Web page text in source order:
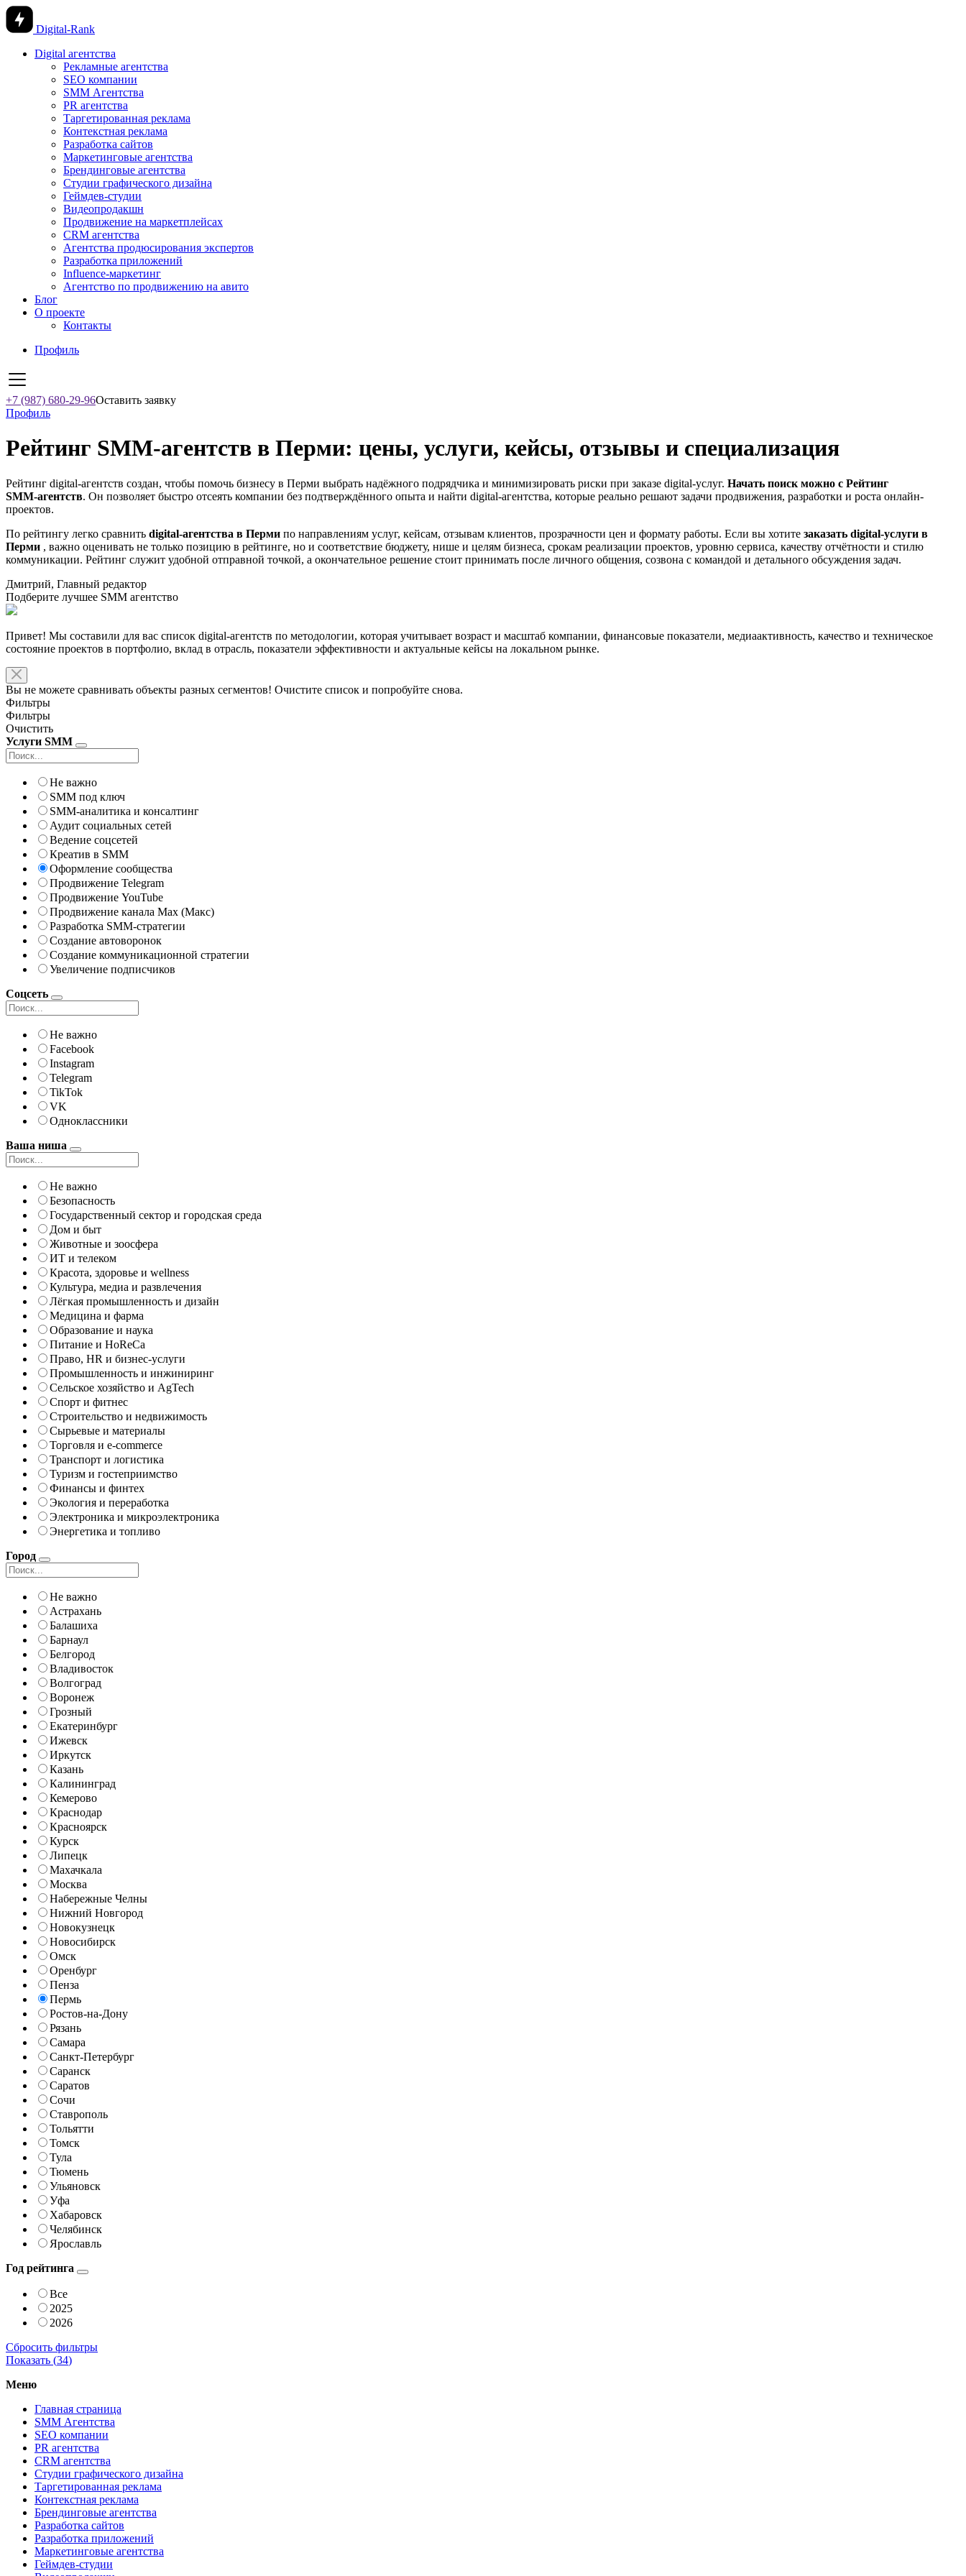
Digital-Rank
Digital агентства
Рекламные агентства
SEO компании
SMM Агентства
PR агентства
Таргетированная реклама
Контекстная реклама
Разработка сайтов
Маркетинговые агентства
Брендинговые агентства
Студии графического дизайна
Геймдев-студии
Видеопродакшн
Продвижение на маркетплейсах
CRM агентства
Агентства продюсирования экспертов
Разработка приложений
Influence-маркетинг
Агентство по продвижению на авито
Блог
О проекте
Контакты
Профиль
+7 (987) 680-29-96Оставить заявку
Профиль
Рейтинг SMM‑агентств в Перми: цены, услуги, кейсы, отзывы и специализация
Рейтинг digital-агентств создан, чтобы помочь бизнесу в Перми выбрать надёжного подрядчика и минимизировать риски при заказе digital-услуг. Начать поиск можно с Рейтинг
SMM‑агентств. Он позволяет быстро отсеять компании без подтверждённого опыта и найти digital-агентства, которые реально решают задачи продвижения, разработки и роста онлайн-
проектов.
По рейтингу легко сравнить digital-агентства в Перми по направлениям услуг, кейсам, отзывам клиентов, прозрачности цен и формату работы. Если вы хотите заказать digital-услуги в
Перми , важно оценивать не только позицию в рейтинге, но и соответствие бюджету, нише и целям бизнеса, срокам реализации проектов, уровню сервиса, качеству отчётности и стилю
коммуникации. Рейтинг служит удобной отправной точкой, а окончательное решение стоит принимать после личного общения, созвона с командой и детального обсуждения задач.
Дмитрий, Главный редактор
Подберите лучшее SMM агентство
Привет! Мы составили для вас список digital-агентств по методологии, которая учитывает возраст и масштаб компании, финансовые показатели, медиаактивность, качество и техническое
состояние проектов в портфолио, вклад в отрасль, показатели эффективности и актуальные кейсы на локальном рынке.
Вы не можете сравнивать объекты разных сегментов! Очистите список и попробуйте снова.
Фильтры
Фильтры
Очистить
Услуги SMM
Не важно
SMM под ключ
SMM-аналитика и консалтинг
Аудит социальных сетей
Ведение соцсетей
Креатив в SMM
Оформление сообщества
Продвижение Telegram
Продвижение YouTube
Продвижение канала Max (Макс)
Разработка SMM-стратегии
Создание автоворонок
Создание коммуникационной стратегии
Увеличение подписчиков
Соцсеть
Не важно
Facebook
Instagram
Telegram
TikTok
VK
Одноклассники
Ваша ниша
Не важно
Безопасность
Государственный сектор и городская среда
Дом и быт
Животные и зоосфера
ИТ и телеком
Красота, здоровье и wellness
Культура, медиа и развлечения
Лёгкая промышленность и дизайн
Медицина и фарма
Образование и наука
Питание и HoReCa
Право, HR и бизнес-услуги
Промышленность и инжиниринг
Сельское хозяйство и AgTech
Спорт и фитнес
Строительство и недвижимость
Сырьевые и материалы
Торговля и e-commerce
Транспорт и логистика
Туризм и гостеприимство
Финансы и финтех
Экология и переработка
Электроника и микроэлектроника
Энергетика и топливо
Город
Не важно
Астрахань
Балашиха
Барнаул
Белгород
Владивосток
Волгоград
Воронеж
Грозный
Екатеринбург
Ижевск
Иркутск
Казань
Калининград
Кемерово
Краснодар
Красноярск
Курск
Липецк
Махачкала
Москва
Набережные Челны
Нижний Новгород
Новокузнецк
Новосибирск
Омск
Оренбург
Пенза
Пермь
Ростов-на-Дону
Рязань
Самара
Санкт-Петербург
Саранск
Саратов
Сочи
Ставрополь
Тольятти
Томск
Тула
Тюмень
Ульяновск
Уфа
Хабаровск
Челябинск
Ярославль
Год рейтинга
Все
2025
2026
Сбросить фильтры
Показать (34)
Меню
Главная страница
SMM Агентства
SEO компании
PR агентства
CRM агентства
Студии графического дизайна
Таргетированная реклама
Контекстная реклама
Брендинговые агентства
Разработка сайтов
Разработка приложений
Маркетинговые агентства
Геймдев-студии